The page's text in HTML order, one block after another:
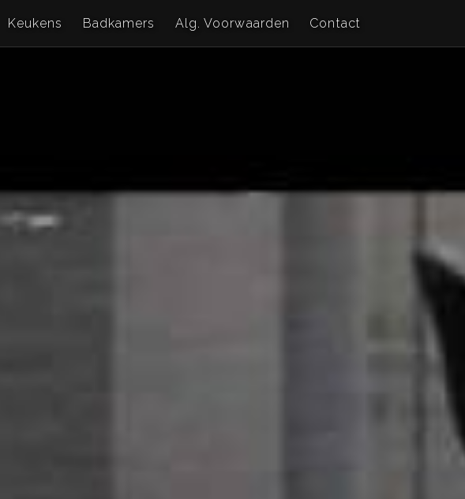
Keukens Badkamers Alg. Voorwaarden Contact